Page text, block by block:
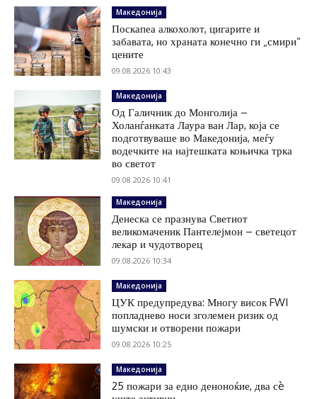
Македонија
Поскапеа алкохолот, цигарите и
забавата, но храната конечно ги „смири“
цените
09.08.2026 10:43
Македонија
Од Галичник до Монголија –
Холанѓанката Лаура ван Лар, која се
подготвуваше во Македонија, меѓу
водечките на најтешката коњичка трка
во светот
09.08.2026 10:41
Македонија
Денеска се празнува Светиот
великомаченик Пантелејмон – светецот
лекар и чудотворец
09.08.2026 10:34
Македонија
ЦУК предупредува: Многу висок FWI
попладнево носи зголемен ризик од
шумски и отворени пожари
09.08.2026 10:25
Македонија
25 пожари за едно деноноќие, два сè